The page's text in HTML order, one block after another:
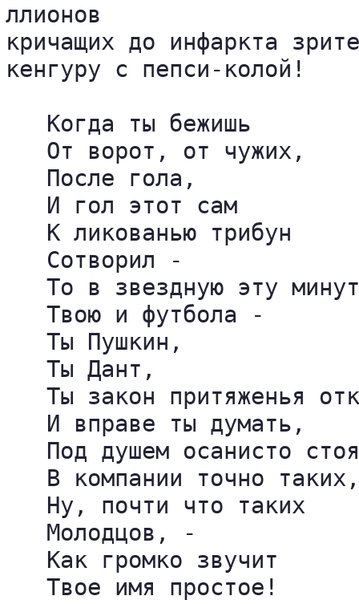
ллионов
кричащих до инфаркта
кенгуру с пепси-колой!
   Когда ты бежишь
   От ворот, от чужих,
   После гола,
   И гол этот сам
   К ликованью трибун
   Сотворил -
То в звездную эту
   Твою и футбола -
   Ты Пушкин,
   Ты Дант,
Ты закон притяженья
   И вправе ты думать,
Под душем осанисто
   В компании точно таких,
   Ну, почти что таких
   Молодцов, -
   Как громко звучит
   Твое имя простое!